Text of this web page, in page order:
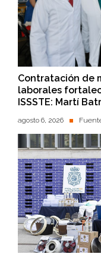
Contratación de
laborales
ISSSTE: Martí
agosto 6, 2026